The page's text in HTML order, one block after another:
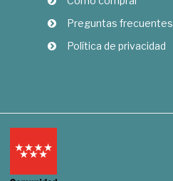
Preguntas frecuentes
Política de privacidad